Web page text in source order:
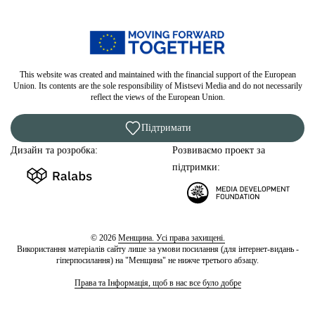
This website was created and maintained with the financial support of the European
Union. Its contents are the sole responsibility of Mistsevi Media and do not necessarily
reflect the views of the European Union.
Підтримати
Дизайн та розробка:
Розвиваємо проект за
підтримки:
© 2026 Менщина. Усі права захищені.
Використання матеріалів сайту лише за умови посилання (для інтернет-видань -
гіперпосилання) на "Менщина" не нижче третього абзацу.
Права та Інформація, щоб в нас все було добре